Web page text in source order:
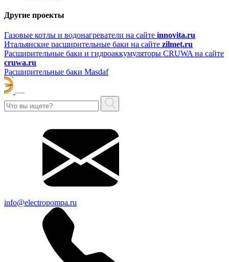
Другие проекты
Газовые котлы и водонагреватели на сайте innovita.ru
Итальянские расширительные баки на сайте zilmet.ru
Расширительные баки и гидроаккумуляторы CRUWA на сайте
cruwa.ru
Расширительные баки Masdaf
info@electropompa.ru